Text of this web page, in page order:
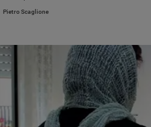
sindaco socialista e illustre vittima della
Pietro Scaglione